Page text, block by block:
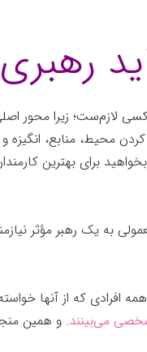
لازم‌ست؛ زیرا محور
محیط، منابع، انگیزه
برای بهترین
به یک رهبر مؤثر
افرادی که از آنها
می‌بینند. و همین